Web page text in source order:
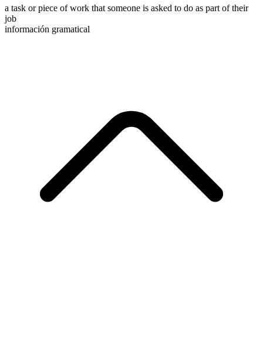
a task or piece of work that someone is asked to do as part of their
job
información gramatical